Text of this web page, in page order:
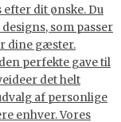
dit ønske. Du
som passer
dine gæster.
perfekte gave til
det helt
af personlige
enhver. Vores